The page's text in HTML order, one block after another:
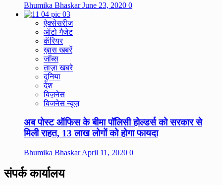
Bhumika BhaskarJune 23, 2020 0
ऐक्सेसरीज
ऑटो गैजेट
कॅरियर
ख़ास खबरें
जॉब्स
ताज़ा खबरे
दुनिया
देश
बिज़नेस
बिजनेस न्यूज़
अब पोस्ट ऑफिस के बीमा पॉलिसी होल्डर्स को सरकार से
मिली राहत, 13 लाख लोगों को होगा फायदा
Bhumika BhaskarApril 11, 2020 0
संपर्क कार्यालय